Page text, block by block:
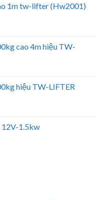
1m tw-lifter (Hw2001)
cao 4m hiệu TW-
hiệu TW-LIFTER
12V-1.5kw